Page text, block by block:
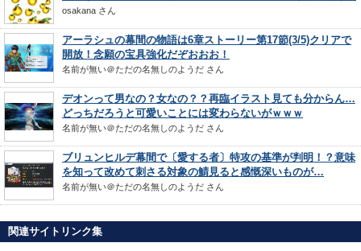
osakana さん
アーラシュの幕間の物語は6章ストーリー第17節(3/5)クリアで
開放！念願の宝具強化だぞおおお！
名前が無い＠ただの名無しのようだ さん
デオンって男なの？女なの？？再臨イラスト見ても分からん…
どっちだろうと可愛いことには変わらないがｗｗｗ
名前が無い＠ただの名無しのようだ さん
ブリュンヒルデ幕間で〔愛する者〕特攻の基準が判明！？意味
を知って改めて刺さる対象の鯖見ると感慨深いものが…
名前が無い＠ただの名無しのようだ さん
関連サイトリンク集